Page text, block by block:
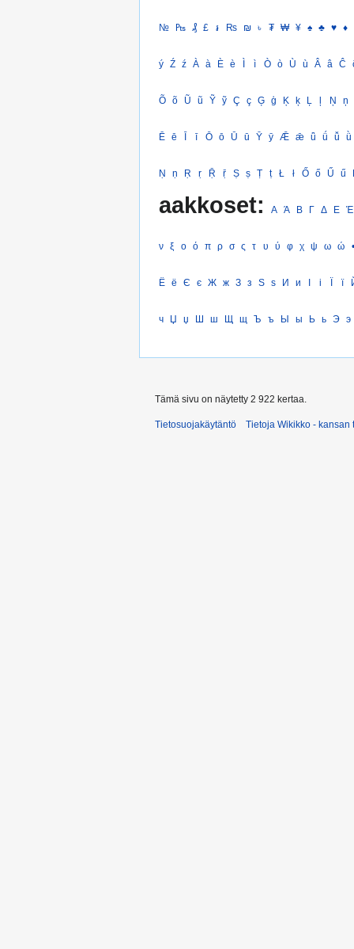
№ ₧ ₰ £ ៛ ₨ ₪ ৳ ₮ ₩ ¥ ♠ ♣ ♥ ♦
ý Ź ź À à È è Ì ì Ò ò Ù ù Â â Ĉ
Õ õ Ũ ũ Ỹ ỹ Ç ç Ģ ģ Ķ ķ Ļ ļ Ņ ņ
Ē ē Ī ī Ō ō Ū ū Ȳ ȳ Ǣ ǣ ǖ ǘ ǚ ǜ
Ṇ ṇ Ṛ ṛ Ṝ ṝ Ṣ ṣ Ṭ ṭ Ł ł Ő ő Ű ű
aakkoset: Α Ά Β Γ Δ Ε Έ
ν ξ ο ό π ρ σ ς τ υ ύ φ χ ψ ω ώ •
Ё ё Є є Ж ж З з Ѕ ѕ И и І і Ї ї
ч Џ џ Ш ш Щ щ Ъ ъ Ы ы Ь ь Э э
Tämä sivu on näytetty 2 922 kertaa.
Tietosuojakäytäntö Tietoja Wikikko - kansan